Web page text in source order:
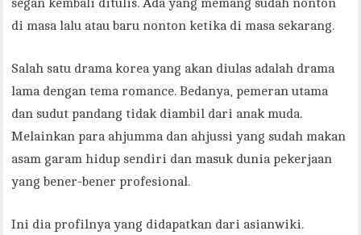
segan kembali ditulis. Ada yang memang sudah nonton
di masa lalu atau baru nonton ketika di masa sekarang.
Salah satu drama korea yang akan diulas adalah drama
lama dengan tema romance. Bedanya, pemeran utama
dan sudut pandang tidak diambil dari anak muda.
Melainkan para ahjumma dan ahjussi yang sudah makan
asam garam hidup sendiri dan masuk dunia pekerjaan
yang bener-bener profesional.
Ini dia profilnya yang didapatkan dari asianwiki.